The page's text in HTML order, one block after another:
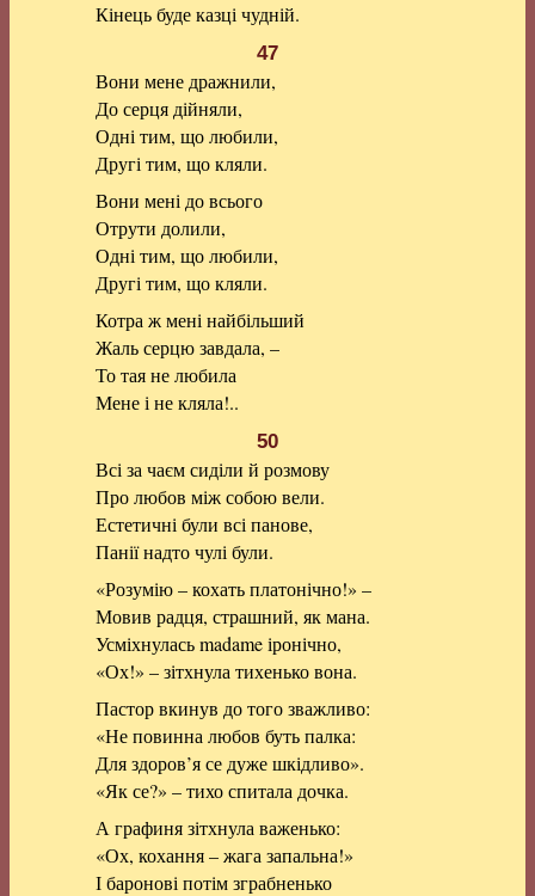
Кінець буде казці чудній.
47
Вони мене дражнили,
До серця дійняли,
Одні тим, що любили,
Другі тим, що кляли.
Вони мені до всього
Отрути долили,
Одні тим, що любили,
Другі тим, що кляли.
Котра ж мені найбільший
Жаль серцю завдала, –
То тая не любила
Мене і не кляла!..
50
Всі за чаєм сиділи й розмову
Про любов між собою вели.
Естетичні були всі панове,
Панії надто чулі були.
«Розумію – кохать платонічно!» –
Мовив радця, страшний, як мана.
Усміхнулась madame іронічно,
«Ох!» – зітхнула тихенько вона.
Пастор вкинув до того зважливо:
«Не повинна любов буть палка:
Для здоров’я се дуже шкідливо».
«Як се?» – тихо спитала дочка.
А графиня зітхнула важенько:
«Ох, кохання – жага запальна!»
І баронові потім зграбненько